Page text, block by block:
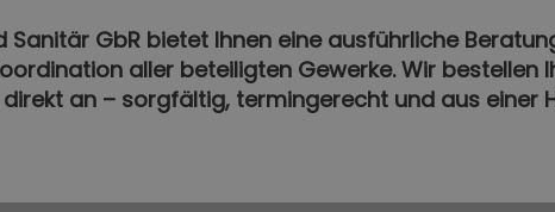
Sanitär GbR bietet Ihnen eine ausführliche
aller beteiligten Gewerke. Wir bestellen
an – sorgfältig, termingerecht und aus einer